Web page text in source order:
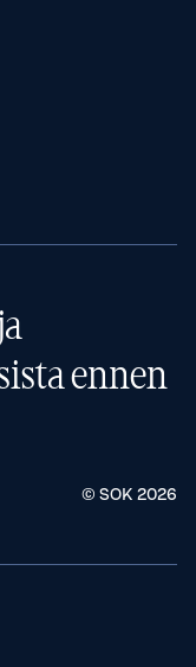
ennen
© SOK 2026